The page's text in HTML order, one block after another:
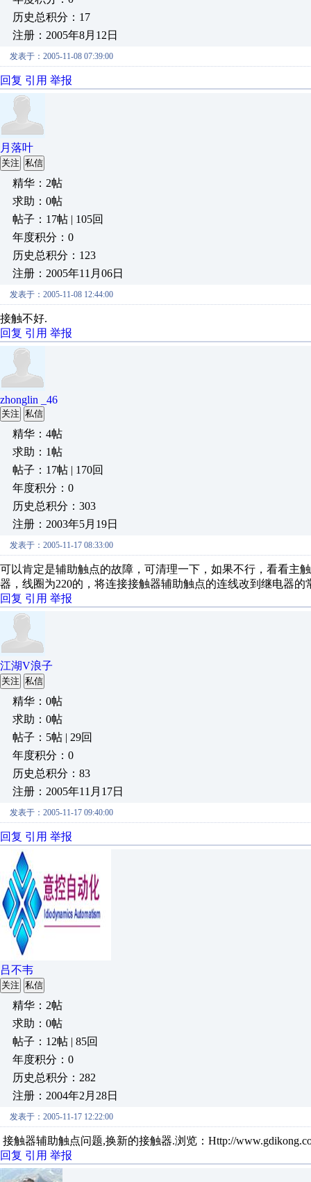
历史总积分：17
注册：2005年8月12日
发表于：2005-11-08 07:39:00
回复 引用 举报
月落叶
关注 私信
精华：2帖
求助：0帖
帖子：17帖 | 105回
年度积分：0
历史总积分：123
注册：2005年11月06日
发表于：2005-11-08 12:44:00
接触不好.
回复 引用 举报
zhonglin _46
关注 私信
精华：4帖
求助：1帖
帖子：17帖 | 170回
年度积分：0
历史总积分：303
注册：2003年5月19日
发表于：2005-11-17 08:33:00
可以肯定是辅助触点的故障，可清理一下，如果不行，看看主
器，线圈为220的，将连接接触器辅助触点的连线改到继电器的
回复 引用 举报
江湖V浪子
关注 私信
精华：0帖
求助：0帖
帖子：5帖 | 29回
年度积分：0
历史总积分：83
注册：2005年11月17日
发表于：2005-11-17 09:40:00
回复 引用 举报
吕不韦
关注 私信
精华：2帖
求助：0帖
帖子：12帖 | 85回
年度积分：0
历史总积分：282
注册：2004年2月28日
发表于：2005-11-17 12:22:00
接触器辅助触点问题,换新的接触器.浏览：Http://
回复 引用 举报